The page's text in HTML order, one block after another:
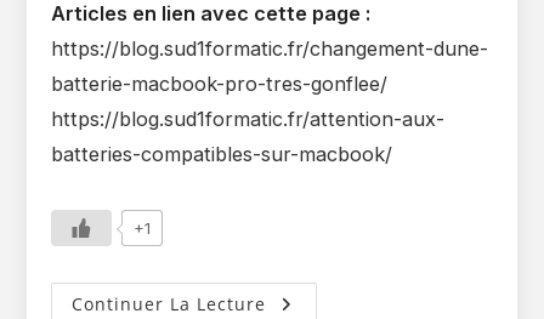
Articles en lien avec cette page :
https://blog.sud1formatic.fr/changement-dune-
batterie-macbook-pro-tres-gonflee/
https://blog.sud1formatic.fr/attention-aux-
batteries-compatibles-sur-macbook/
+1
Continuer La Lecture Sud